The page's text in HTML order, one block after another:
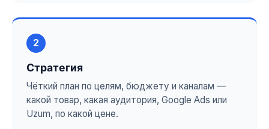
2
Стратегия
Чёткий план по целям, бюджету и каналам —
какой товар, какая аудитория, Google Ads или
Uzum, по какой цене.